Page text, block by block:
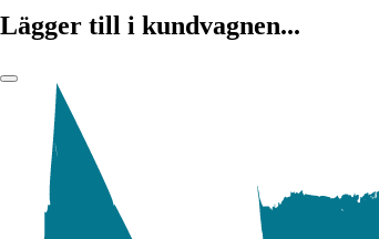
Lägger till i kundvagnen...